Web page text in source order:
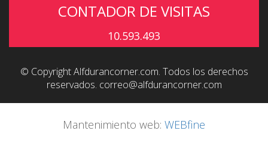
CONTADOR DE VISITAS
10.593.493
© Copyright Alfdurancorner.com. Todos los derechos
reservados. correo@alfdurancorner.com
Mantenimiento web: WEBfine